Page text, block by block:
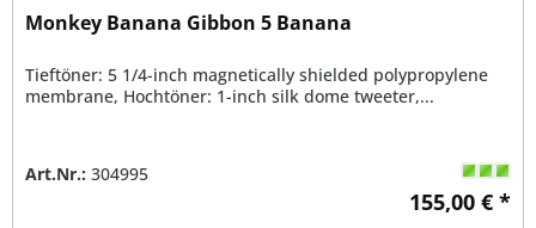
Monkey Banana Gibbon 5 Banana
Tieftöner: 5 1/4-inch magnetically shielded polypropylene
membrane, Hochtöner: 1-inch silk dome tweeter,...
Art.Nr.: 304995
155,00 € *